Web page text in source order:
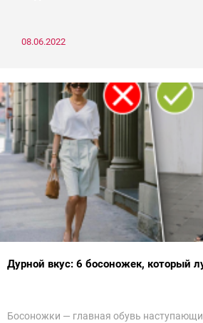
08.06.2022
Дурной вкус: 6 босоножек, который
Босоножки — главная обувь